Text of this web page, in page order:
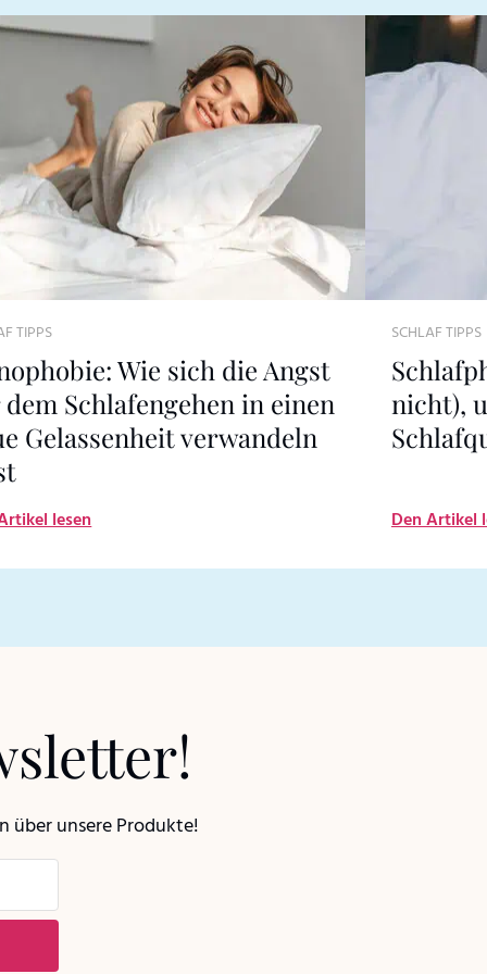
TIPPS
Wie sich die Angst
Schlafengehen in einen
Gelassenheit verwandeln
lesen
SCHLAF TIPPS
nicht),
Den Artikel
über unsere Produkte!